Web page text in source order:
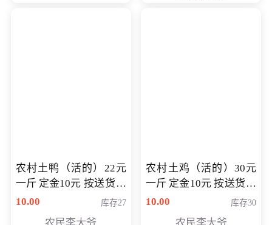
农村土鸭（活的）22元
一斤 定金10元 按送货交
付时秤重计算货款 定金
10.00 库存27
农村土鸡（活的）30元
一斤 定金10元 按送货交
付时秤重计算货款 定金
10.00 库存30